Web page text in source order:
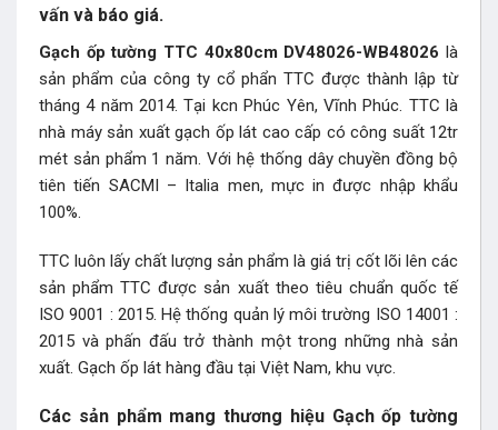
vấn và báo giá.
Gạch ốp tường TTC 40x80cm DV48026-WB48026 là
sản phẩm của công ty cổ phẩn TTC được thành lập từ
tháng 4 năm 2014. Tại kcn Phúc Yên, Vĩnh Phúc. TTC là
nhà máy sản xuất gạch ốp lát cao cấp có công suất 12tr
mét sản phẩm 1 năm. Với hệ thống dây chuyền đồng bộ
tiên tiến SACMI – Italia men, mực in được nhập khẩu
100%.
TTC luôn lấy chất lượng sản phẩm là giá trị cốt lõi lên các
sản phẩm TTC được sản xuất theo tiêu chuẩn quốc tế
ISO 9001 : 2015. Hệ thống quản lý môi trường ISO 14001 :
2015 và phấn đấu trở thành một trong những nhà sản
xuất. Gạch ốp lát hàng đầu tại Việt Nam, khu vực.
Các sản phẩm mang thương hiệu Gạch ốp tường